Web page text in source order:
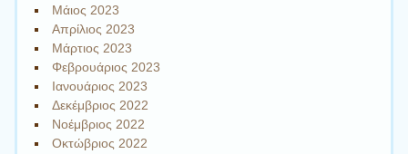
Μάιος 2023
Απρίλιος 2023
Μάρτιος 2023
Φεβρουάριος 2023
Ιανουάριος 2023
Δεκέμβριος 2022
Νοέμβριος 2022
Οκτώβριος 2022